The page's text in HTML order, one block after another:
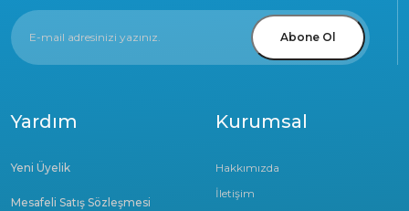
Abone Ol
Kurumsal
Hakkımızda
İletişim
Yardım
Yeni Üyelik
Mesafeli Satış Sözleşmesi